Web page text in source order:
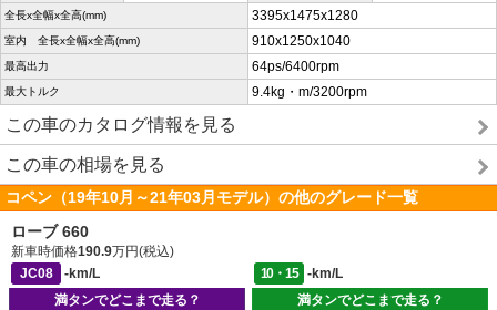
全長x全幅x全高(mm) 3395x1475x1280
室内 全長x全幅x全高(mm) 910x1250x1040
最高出力 64ps/6400rpm
最大トルク 9.4kg・m/3200rpm
この車のカタログ情報を見る
この車の相場を見る
コペン（19年10月～21年03月モデル）の他のグレード一覧
ローブ 660
新車時価格190.9万円(税込)
JC08
-km/L 10・15
-km/L
満タンでどこまで走る？
満タンでどこまで走る？